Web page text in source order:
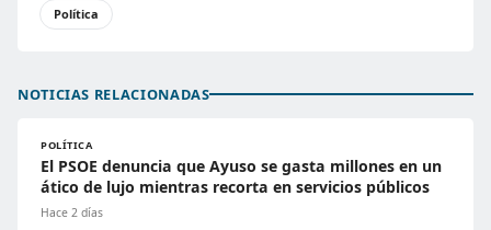
Política
NOTICIAS RELACIONADAS
POLÍTICA
El PSOE denuncia que Ayuso se gasta millones en un
ático de lujo mientras recorta en servicios públicos
Hace 2 días